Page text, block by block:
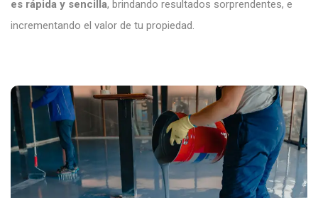
es rápida y sencilla, brindando resultados sorprendentes, e
incrementando el valor de tu propiedad.